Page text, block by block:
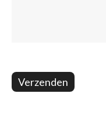
Verzenden